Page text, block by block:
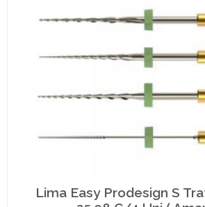
Lima Easy Prodesign S